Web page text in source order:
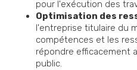
pour l'exécution des
Optimisation des
l'entreprise titulaire du
compétences et les
répondre efficacement
public.